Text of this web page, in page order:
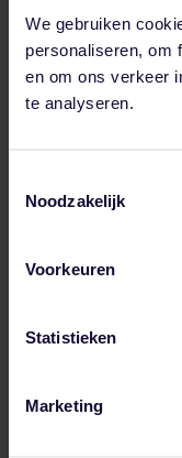
We gebruiken
personaliseren, om
en om ons verkeer
te analyseren.
Noodzakelijk
Voorkeuren
Statistieken
Marketing
Geniet van een
Voorgestelde
Van:
Aan: